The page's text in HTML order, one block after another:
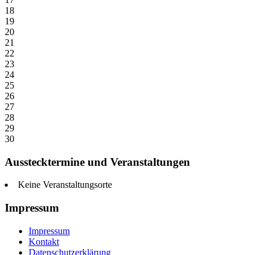
18
19
20
21
22
23
24
25
26
27
28
29
30
Ausstecktermine und Veranstaltungen
Keine Veranstaltungsorte
Impressum
Impressum
Kontakt
Datenschutzerklärung